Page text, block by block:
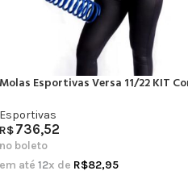
Molas Esportivas Versa 11/22 KIT
Esportivas
R$736,52
no boleto
em até12x de R$82,95